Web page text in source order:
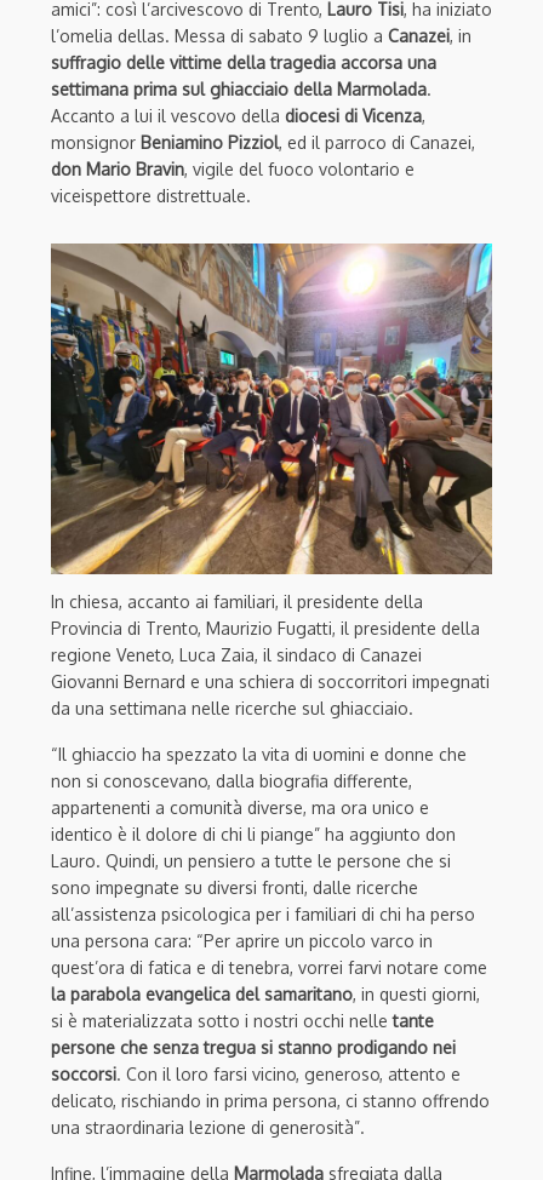
amici”: così l’arcivescovo di Trento, Lauro Tisi, ha iniziato
l’omelia dellas. Messa di sabato 9 luglio a Canazei, in
suffragio delle vittime della tragedia accorsa una
settimana prima sul ghiacciaio della Marmolada.
Accanto a lui il vescovo della diocesi di Vicenza,
monsignor Beniamino Pizziol, ed il parroco di Canazei,
don Mario Bravin, vigile del fuoco volontario e
viceispettore distrettuale.
In chiesa, accanto ai familiari, il presidente della
Provincia di Trento, Maurizio Fugatti, il presidente della
regione Veneto, Luca Zaia, il sindaco di Canazei
Giovanni Bernard e una schiera di soccorritori impegnati
da una settimana nelle ricerche sul ghiacciaio.
“Il ghiaccio ha spezzato la vita di uomini e donne che
non si conoscevano, dalla biografia differente,
appartenenti a comunità diverse, ma ora unico e
identico è il dolore di chi li piange” ha aggiunto don
Lauro. Quindi, un pensiero a tutte le persone che si
sono impegnate su diversi fronti, dalle ricerche
all’assistenza psicologica per i familiari di chi ha perso
una persona cara: “Per aprire un piccolo varco in
quest’ora di fatica e di tenebra, vorrei farvi notare come
la parabola evangelica del samaritano, in questi giorni,
si è materializzata sotto i nostri occhi nelle tante
persone che senza tregua si stanno prodigando nei
soccorsi. Con il loro farsi vicino, generoso, attento e
delicato, rischiando in prima persona, ci stanno offrendo
una straordinaria lezione di generosità”.
Infine, l’immagine della Marmolada sfregiata dalla